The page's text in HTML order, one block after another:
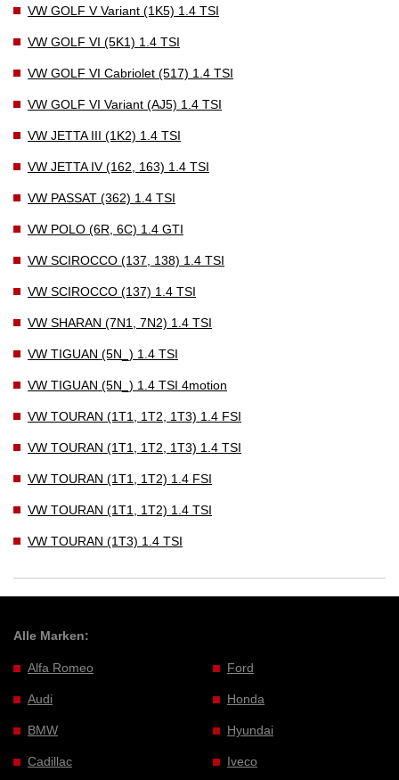
VW GOLF V Variant (1K5) 1.4 TSI
VW GOLF VI (5K1) 1.4 TSI
VW GOLF VI Cabriolet (517) 1.4 TSI
VW GOLF VI Variant (AJ5) 1.4 TSI
VW JETTA III (1K2) 1.4 TSI
VW JETTA IV (162, 163) 1.4 TSI
VW PASSAT (362) 1.4 TSI
VW POLO (6R, 6C) 1.4 GTI
VW SCIROCCO (137, 138) 1.4 TSI
VW SCIROCCO (137) 1.4 TSI
VW SHARAN (7N1, 7N2) 1.4 TSI
VW TIGUAN (5N_) 1.4 TSI
VW TIGUAN (5N_) 1.4 TSI 4motion
VW TOURAN (1T1, 1T2, 1T3) 1.4 FSI
VW TOURAN (1T1, 1T2, 1T3) 1.4 TSI
VW TOURAN (1T1, 1T2) 1.4 FSI
VW TOURAN (1T1, 1T2) 1.4 TSI
VW TOURAN (1T3) 1.4 TSI
Alle Marken:
Alfa Romeo
Audi
BMW
Cadillac
Ford
Honda
Hyundai
Iveco